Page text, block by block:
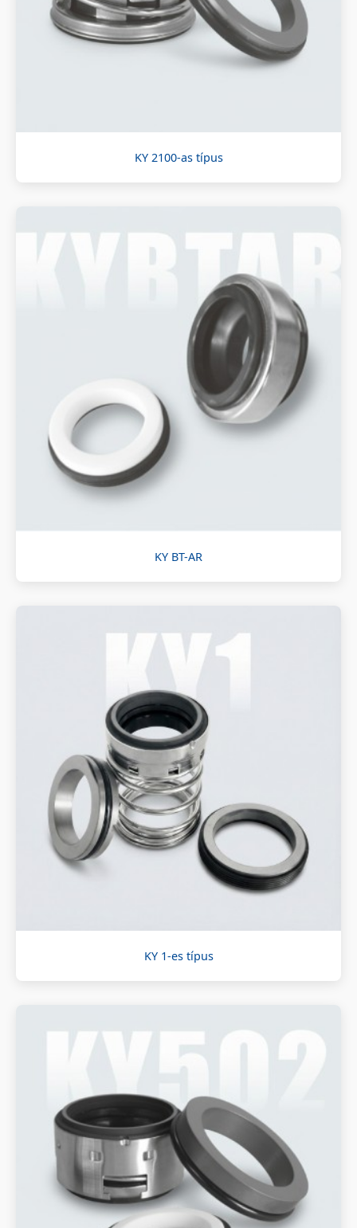
KY 2100-as típus
KY BT-AR
KY 1-es típus